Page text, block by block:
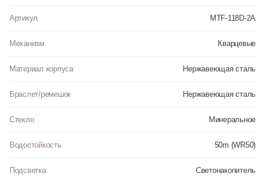
Артикул MTF-118D-2A
Механизм Кварцевые
Материал корпуса Нержавеющая сталь
Браслет/ремешок Нержавеющая сталь
Стекло Минеральное
Водостойкость 50m (WR50)
Подсветка Светонакопитель